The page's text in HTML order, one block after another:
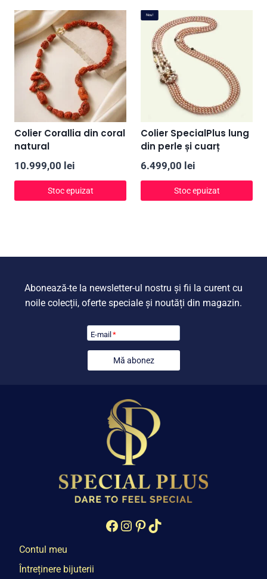
Colier Corallia din coral
natural
10.999,00 lei
Stoc epuizat
Nou!
Colier SpecialPlus lung
din perle și cuarț
6.499,00 lei
Stoc epuizat
Abonează-te la newsletter-ul nostru și fii la curent cu
noile colecții, oferte speciale și noutăți din magazin.
E-mail *
Mă abonez
Facebook
Instagram
Pinterest
TikTok
Contul meu
Întreținere bijuterii